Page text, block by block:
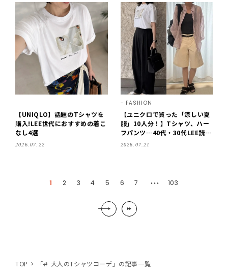
【UNIQLO】話題のTシャツを
購入!LEE世代におすすめの着こ
なし4選
2026.07.22
FASHION
【ユニクロで買った「涼しい夏
服」10人分！】Tシャツ、ハー
フパンツ…40代・30代LEE読者
が今年選んだアイテム＆コーデ
2026.07.21
1 2 3 4 5 6 7 ・・・ 103
TOP 「# 大人のTシャツコーデ」の記事一覧